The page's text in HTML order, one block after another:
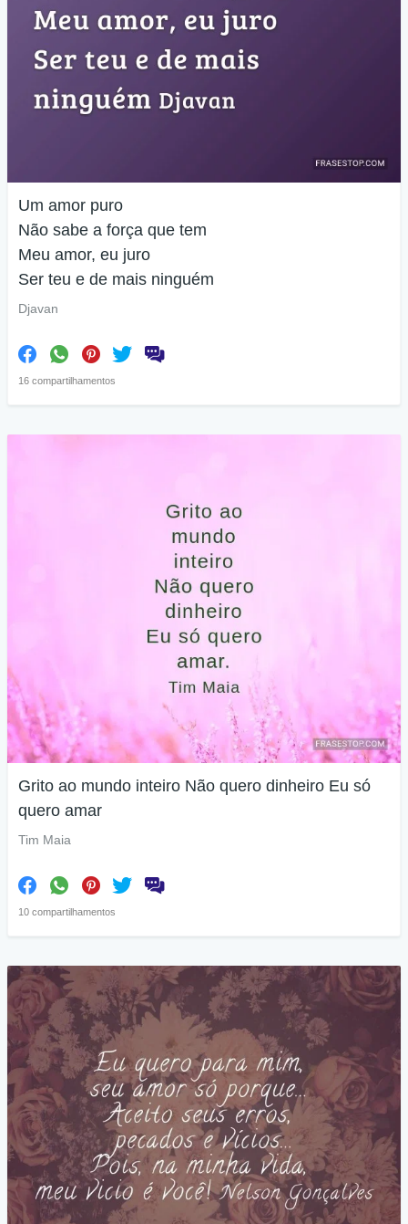
Um amor puro
Não sabe a força que tem
Meu amor, eu juro
Ser teu e de mais ninguém
Djavan
16 compartilhamentos
Grito ao mundo inteiro Não quero dinheiro Eu só
quero amar
Tim Maia
10 compartilhamentos